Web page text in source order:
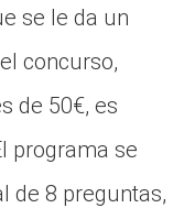
se le da un
concurso,
de 50€, es
programa se
de 8 preguntas,